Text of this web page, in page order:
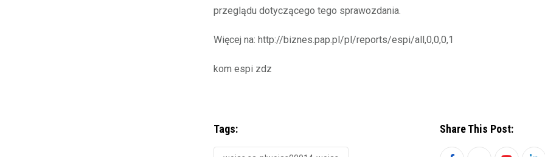
przeglądu dotyczącego tego sprawozdania.
Więcej na: http://biznes.pap.pl/pl/reports/espi/all,0,0,0,1
kom espi zdz
Tags: Share This Post: